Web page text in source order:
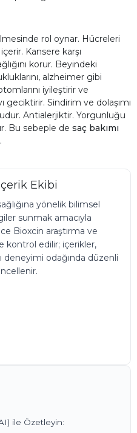
ile Özetleyin:
rol oynar. Hücreleri
Kansere karşı
korur. Beyindeki
alzheimer gibi
iyileştirir ve
geciktirir. Sindirim ve dolaşımı
Antialerjiktir. Yorgunluğu
Bu sebeple de saç bakımı
Ekibi
yönelik bilimsel
sunmak amacıyla
Bioxcin araştırma ve
kontrol edilir; içerikler,
deneyimi odağında düzenli